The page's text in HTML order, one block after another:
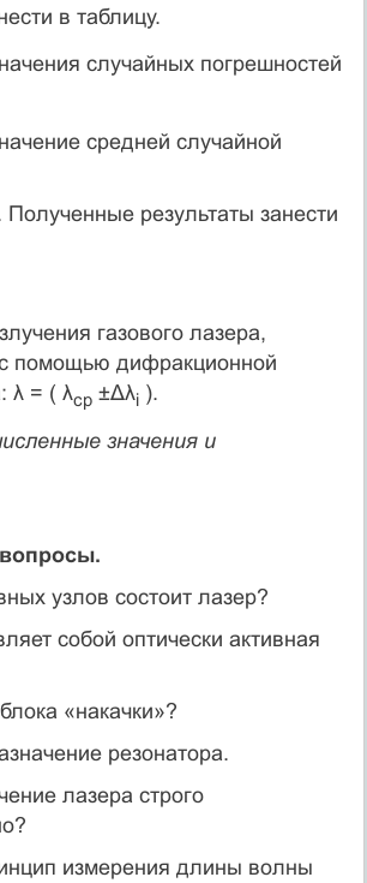
в таблицу.
случайных погрешностей
средней случайной
Полученные результаты занести
газового лазера,
помощью дифракционной
λ = ( λср±Δλi).
значения и
узлов состоит лазер?
собой оптически активная
«накачки»?
резонатора.
лазера строго
измерения длины волны